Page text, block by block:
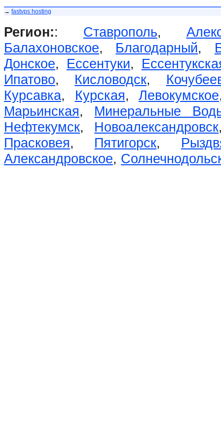
→ fastvps hosting
Регион:: Ставрополь,
Балахоновское, Благодарный,
Донское, Ессентуки,
Ипатово, Кисловодск,
Курсавка, Курская, Левокумское
Марьинская, Минеральные
Нефтекумск, Новоалександровск
Прасковея, Пятигорск,
Александровское,